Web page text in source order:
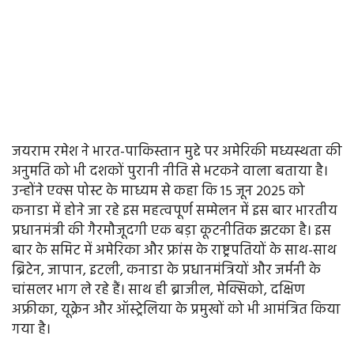
जयराम रमेश ने भारत-पाकिस्तान मुद्दे पर अमेरिकी मध्यस्थता की
अनुमति को भी दशकों पुरानी नीति से भटकने वाला बताया है।
उन्होंने एक्स पोस्ट के माध्यम से कहा कि 15 जून 2025 को
कनाडा में होने जा रहे इस महत्वपूर्ण सम्मेलन में इस बार भारतीय
प्रधानमंत्री की गैरमौजूदगी एक बड़ा कूटनीतिक झटका है। इस
बार के समिट में अमेरिका और फ्रांस के राष्ट्रपतियों के साथ-साथ
ब्रिटेन, जापान, इटली, कनाडा के प्रधानमंत्रियों और जर्मनी के
चांसलर भाग ले रहे हैं। साथ ही ब्राजील, मेक्सिको, दक्षिण
अफ्रीका, यूक्रेन और ऑस्ट्रेलिया के प्रमुखों को भी आमंत्रित किया
गया है।